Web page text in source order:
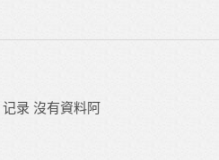
记录 沒有資料阿